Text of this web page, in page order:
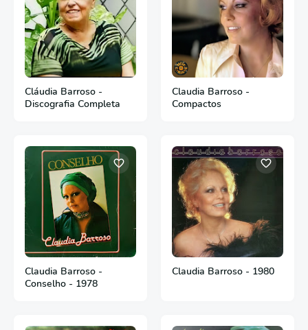
Cláudia Barroso -
Discografia Completa
Claudia Barroso -
Compactos
Claudia Barroso -
Conselho - 1978
Claudia Barroso - 1980